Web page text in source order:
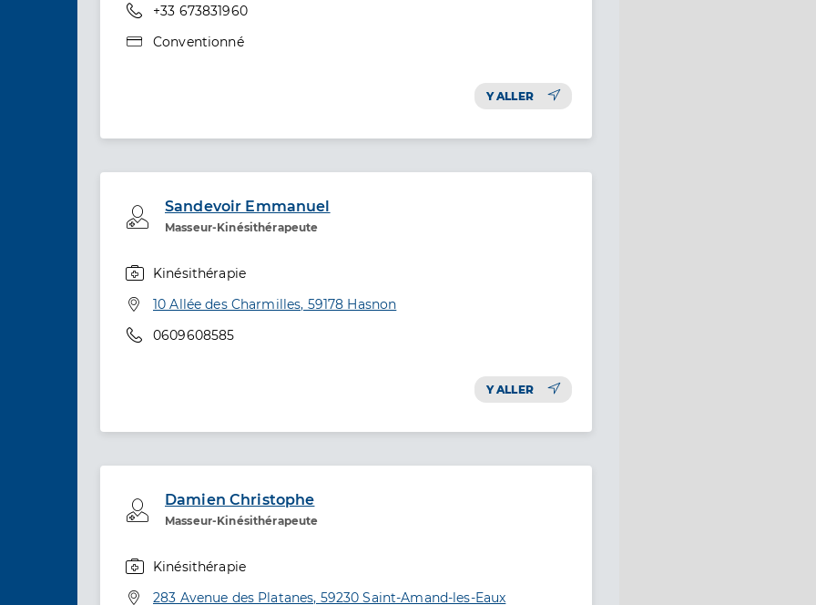
Téléphone
+33 673831960
Type de convention
Conventionné
Y ALLER
Sandevoir Emmanuel
Masseur-Kinésithérapeute
Professionel de santé
Kinésithérapie
Adresse
10 Allée des Charmilles, 59178 Hasnon
Téléphone
0609608585
Y ALLER
Damien Christophe
Masseur-Kinésithérapeute
Professionel de santé
Kinésithérapie
Adresse
283 Avenue des Platanes, 59230 Saint-Amand-les-Eaux